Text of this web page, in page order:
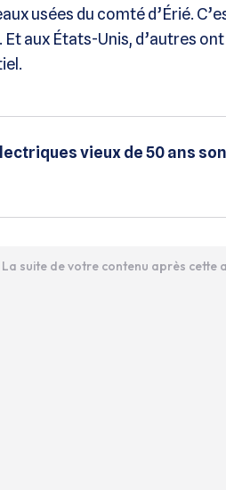
usées du comté d’Érié.
aux États-Unis, d’autres
vieux de 50 ans
La suite de votre contenu après cette